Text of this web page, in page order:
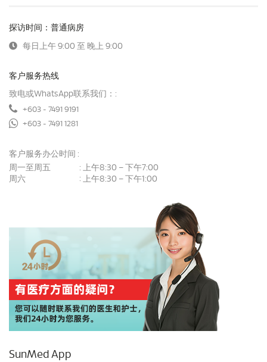
探访时间：普通病房
每日上午 9:00 至 晚上 9:00
客户服务热线
致电或WhatsApp联系我们：:
+603 - 7491 9191
+603 - 7491 1281
客户服务办公时间 :
周一至周五
: 上午8:30 – 下午7:00
周六
: 上午8:30 – 下午1:00
SunMed App